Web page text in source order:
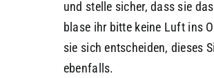
und stelle sicher, dass sie
blase ihr bitte keine Luft ins
sie sich entscheiden, dieses
ebenfalls.